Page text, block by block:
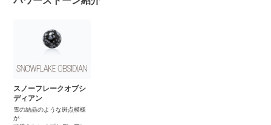
スノーフレークオブシ
ディアン
雪の結晶のような斑点模様
が